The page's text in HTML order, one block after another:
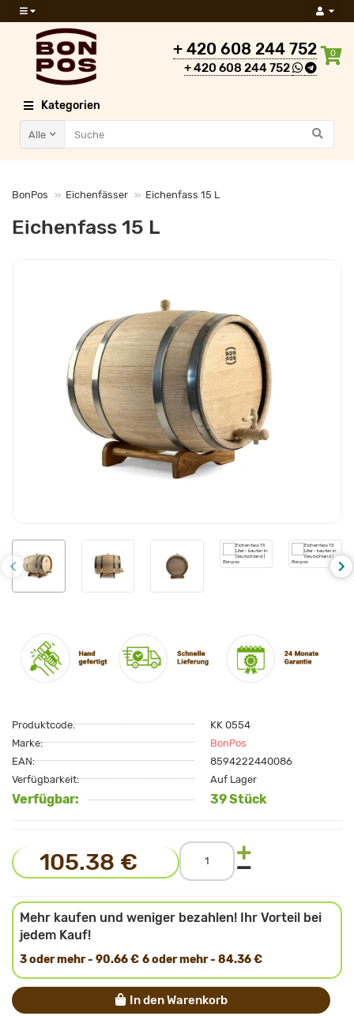
+ 420 608 244 752
+ 420 608 244 752
0
Kategorien
Alle
BonPos Eichenfässer Eichenfass 15 L
Eichenfass 15 L
Produktcode:
KK 0554
Marke:
BonPos
EAN:
8594222440086
Verfügbarkeit:
Auf Lager
Verfügbar: 39 Stück
105.38 €
Mehr kaufen und weniger bezahlen! Ihr Vorteil bei
jedem Kauf!
3 oder mehr - 90.66 € 6 oder mehr - 84.36 €
In den Warenkorb